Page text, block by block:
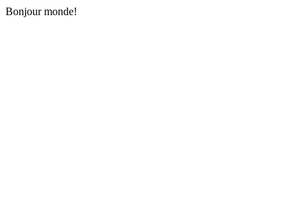
Bonjour monde!